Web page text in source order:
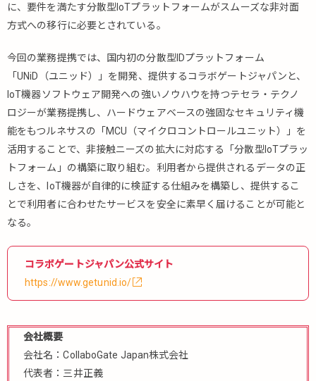
に、要件を満たす分散型IoTプラットフォームがスムーズな非対面
方式への移行に必要とされている。
今回の業務提携では、国内初の分散型IDプラットフォーム
「UNiD（ユニッド）」を開発、提供するコラボゲートジャパンと、
IoT機器ソフトウェア開発への強いノウハウを持つテセラ・テクノ
ロジーが業務提携し、ハードウェアベースの強固なセキュリティ機
能をもつルネサスの「MCU（マイクロコントロールユニット）」を
活用することで、非接触ニーズの拡大に対応する「分散型IoTプラッ
トフォーム」の構築に取り組む。利用者から提供されるデータの正
しさを、IoT機器が自律的に検証する仕組みを構築し、提供するこ
とで利用者に合わせたサービスを安全に素早く届けることが可能と
なる。
コラボゲートジャパン公式サイト
https://www.getunid.io/
会社概要
会社名：CollaboGate Japan株式会社
代表者：三井正義